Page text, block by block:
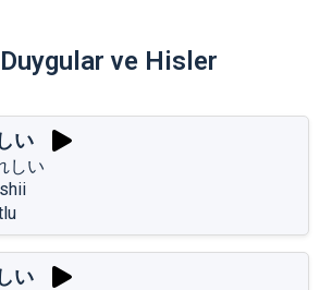
Duygular ve Hisler
い
しい
い